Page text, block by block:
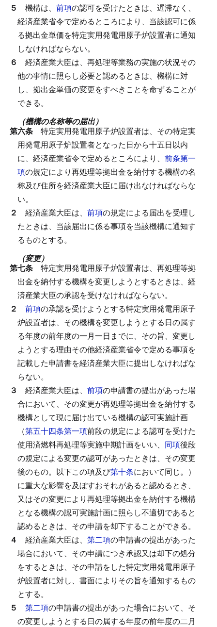
５ 機構は、 前項の認可を受けたときは、遅滞なく、
経済産業省令で定めるところにより、当該認可に係
る拠出金単価を特定実用発電用原子炉設置者に通知
しなければならない。
６ 経済産業大臣は、再処理等業務の実施の状況その
他の事情に照らし必要と認めるときは、機構に対
し、拠出金単価の変更をすべきことを命ずることが
できる。
（機構の名称等の届出）
第六条 特定実用発電用原子炉設置者は、その特定実
用発電用原子炉設置者となった日から十五日以内
に、経済産業省令で定めるところにより、 前条第一
項の規定により再処理等拠出金を納付する機構の名
称及び住所を経済産業大臣に届け出なければならな
い。
２ 経済産業大臣は、 前項の規定による届出を受理し
たときは、当該届出に係る事項を当該機構に通知す
るものとする。
（変更）
第七条 特定実用発電用原子炉設置者は、再処理等拠
出金を納付する機構を変更しようとするときは、経
済産業大臣の承認を受けなければならない。
２ 前項の承認を受けようとする特定実用発電用原子
炉設置者は、その機構を変更しようとする日の属す
る年度の前年度の一月一日までに、その旨、変更し
ようとする理由その他経済産業省令で定める事項を
記載した申請書を経済産業大臣に提出しなければな
らない。
３ 経済産業大臣は、 前項の申請書の提出があった場
合において、その変更が再処理等拠出金を納付する
機構として現に届け出ている機構の認可実施計画
（第五十四条第一項前段の規定による認可を受けた
使用済燃料再処理等実施中期計画をいい、 同項後段
の規定による変更の認可があったときは、その変更
後のもの。以下この項及び第十条において同じ。）
に重大な影響を及ぼすおそれがあると認めるとき、
又はその変更により再処理等拠出金を納付する機構
となる機構の認可実施計画に照らし不適切であると
認めるときは、その申請を却下することができる。
４ 経済産業大臣は、 第二項の申請書の提出があった
場合において、その申請につき承認又は却下の処分
をするときは、その申請をした特定実用発電用原子
炉設置者に対し、書面によりその旨を通知するもの
とする。
５ 第二項の申請書の提出があった場合において、そ
の変更しようとする日の属する年度の前年度の二月